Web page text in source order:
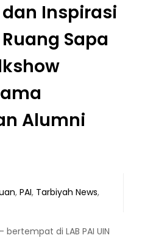
Inspirasi
Sapa
Alumni
, PAI, Tarbiyah News,
– bertempat di LAB PAI UIN